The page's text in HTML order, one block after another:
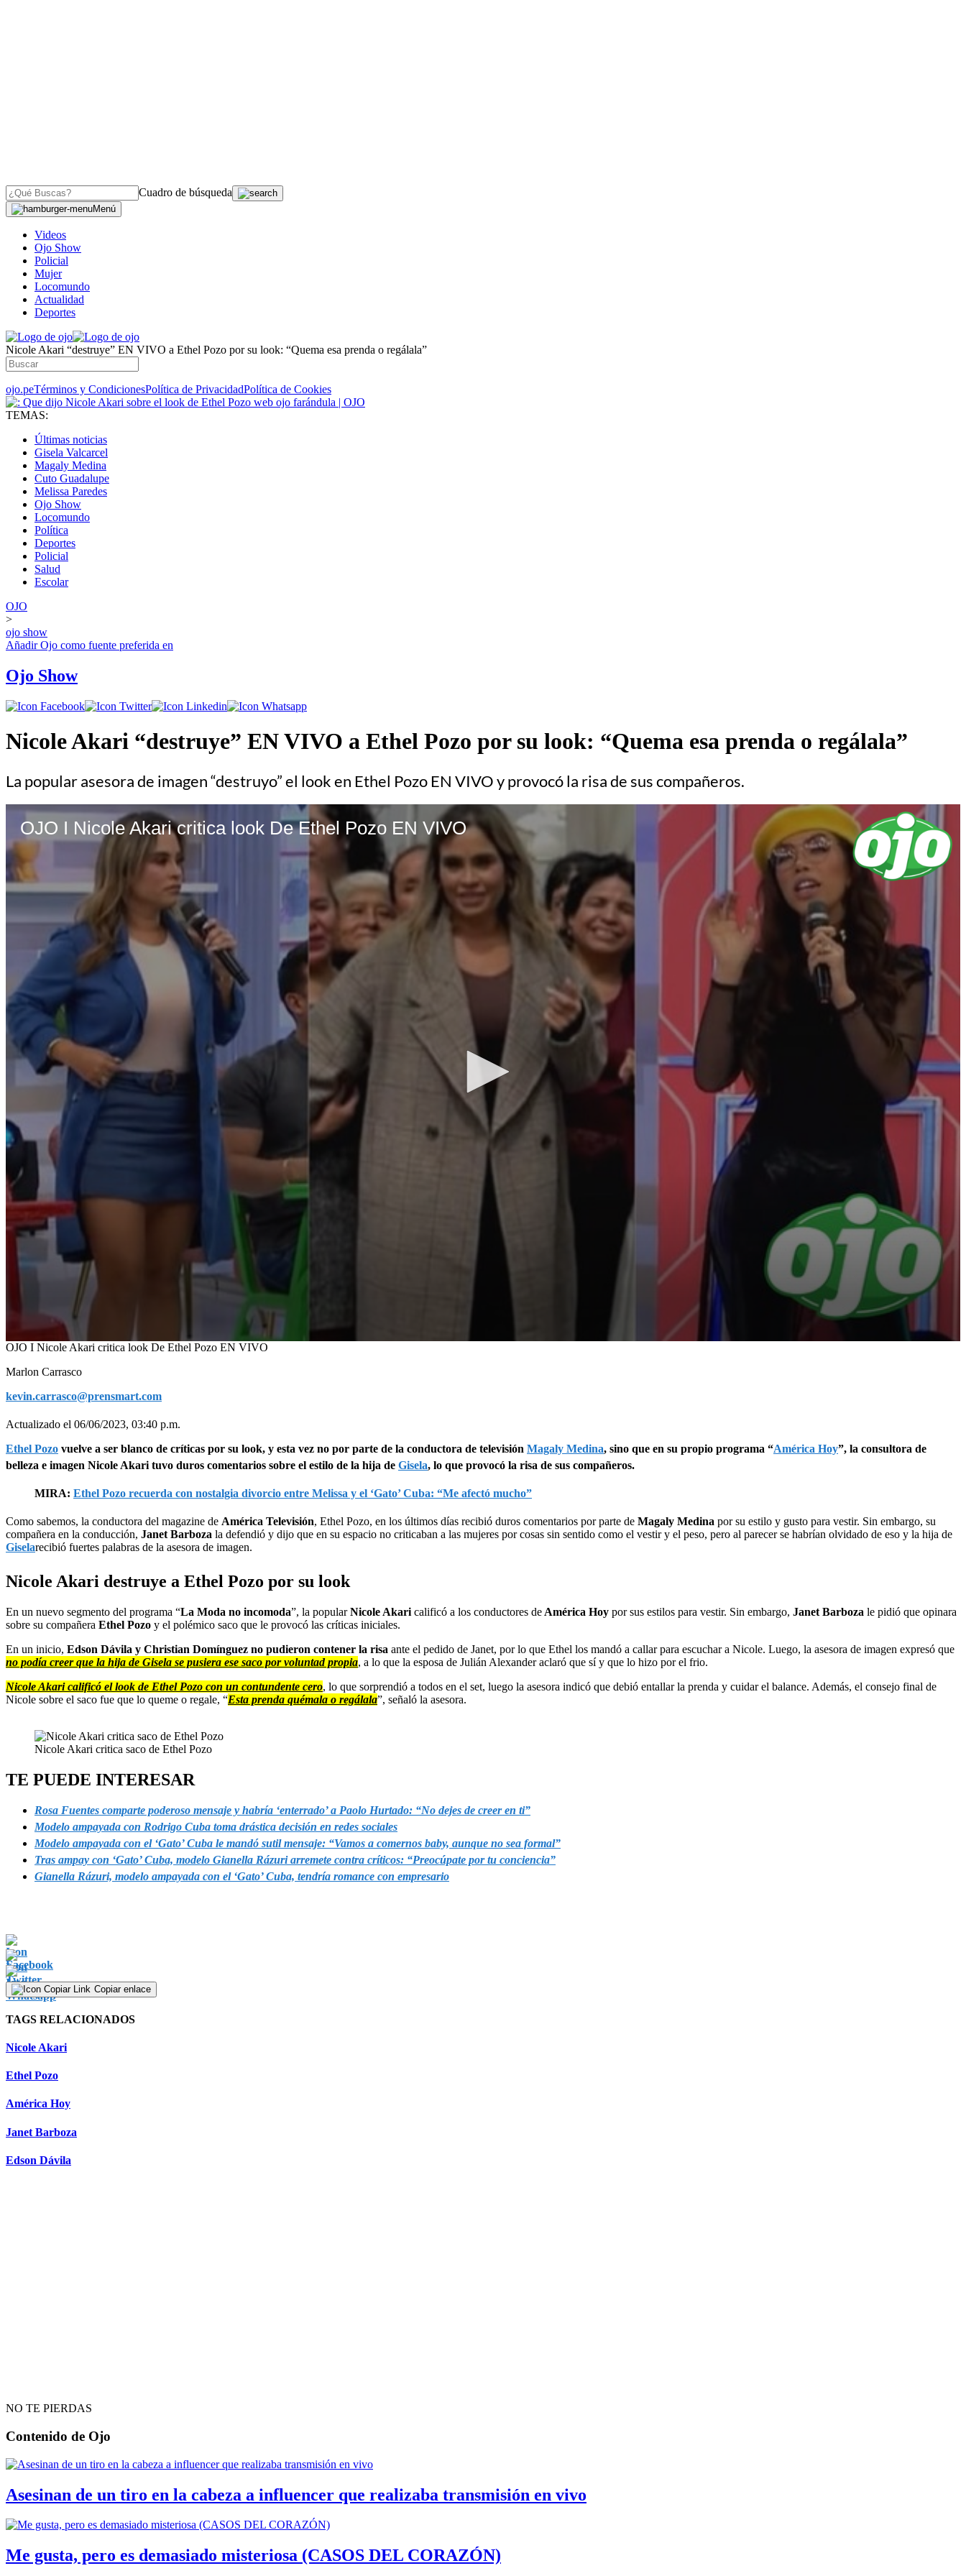
Cuadro de búsqueda
Menú
Videos
Ojo Show
Policial
Mujer
Locomundo
Actualidad
Deportes
Nicole Akari “destruye” EN VIVO a Ethel Pozo por su look: “Quema esa prenda o regálala”
ojo.peTérminos y CondicionesPolítica de PrivacidadPolítica de Cookies
TEMAS:
Últimas noticias
Gisela Valcarcel
Magaly Medina
Cuto Guadalupe
Melissa Paredes
Ojo Show
Locomundo
Política
Deportes
Policial
Salud
Escolar
OJO
>
ojo show
AñadirOjo como fuente preferida en
Ojo Show
Nicole Akari “destruye” EN VIVO a Ethel Pozo por su look: “Quema esa prenda o regálala”
La popular asesora de imagen “destruyo” el look en Ethel Pozo EN VIVO y provocó la risa de sus compañeros.
OJO I Nicole Akari critica look De Ethel Pozo EN VIVO
0
of
minutes,
5
90%
OJO I Nicole Akari critica look De Ethel Pozo EN VIVO
Marlon Carrasco
kevin.carrasco@prensmart.com
Actualizado el 06/06/2023, 03:40 p.m.
Ethel Pozo vuelve a ser blanco de críticas por su look, y esta vez no por parte de la conductora de televisión Magaly Medina, sino que en su propio programa “América Hoy”, la consultora de
belleza e imagen Nicole Akari tuvo duros comentarios sobre el estilo de la hija de Gisela, lo que provocó la risa de sus compañeros.
MIRA: Ethel Pozo recuerda con nostalgia divorcio entre Melissa y el ‘Gato’ Cuba: “Me afectó mucho”
Como sabemos, la conductora del magazine de América Televisión, Ethel Pozo, en los últimos días recibió duros comentarios por parte de Magaly Medina por su estilo y gusto para vestir. Sin embargo, su
compañera en la conducción, Janet Barboza la defendió y dijo que en su espacio no criticaban a las mujeres por cosas sin sentido como el vestir y el peso, pero al parecer se habrían olvidado de eso y la hija de
Giselarecibió fuertes palabras de la asesora de imagen.
Nicole Akari destruye a Ethel Pozo por su look
En un nuevo segmento del programa “La Moda no incomoda”, la popularNicole Akari calificó a los conductores de América Hoy por sus estilos para vestir. Sin embargo, Janet Barboza le pidió que opinara
sobre su compañera Ethel Pozo y el polémico saco que le provocó las críticas iniciales.
En un inicio, Edson Dávila y Christian Domínguez no pudieron contener la risa ante el pedido de Janet, por lo que Ethel los mandó a callar para escuchar a Nicole. Luego, la asesora de imagen expresó que
no podía creer que la hija de Gisela se pusiera ese saco por voluntad propia, a lo que la esposa de Julián Alexander aclaró que sí y que lo hizo por el frio.
Nicole Akari calificó el look de Ethel Pozo con un contundente cero, lo que sorprendió a todos en el set, luego la asesora indicó que debió entallar la prenda y cuidar el balance. Además, el consejo final de
Nicole sobre el saco fue que lo queme o regale, “Esta prenda quémala o regálala”, señaló la asesora.
Nicole Akari critica saco de Ethel Pozo
TE PUEDE INTERESAR
Rosa Fuentes comparte poderoso mensaje y habría ‘enterrado’ a Paolo Hurtado: “No dejes de creer en ti”
Modelo ampayada con Rodrigo Cuba toma drástica decisión en redes sociales
Modelo ampayada con el ‘Gato’ Cuba le mandó sutil mensaje: “Vamos a comernos baby, aunque no sea formal”
Tras ampay con ‘Gato’ Cuba, modelo Gianella Rázuri arremete contra críticos: “Preocúpate por tu conciencia”
Gianella Rázuri, modelo ampayada con el ‘Gato’ Cuba, tendría romance con empresario
Copiar enlace
TAGS RELACIONADOS
Nicole Akari
Ethel Pozo
América Hoy
Janet Barboza
Edson Dávila
NO TE PIERDAS
Contenido de Ojo
Asesinan de un tiro en la cabeza a influencer que realizaba transmisión en vivo
Me gusta, pero es demasiado misteriosa (CASOS DEL CORAZÓN)